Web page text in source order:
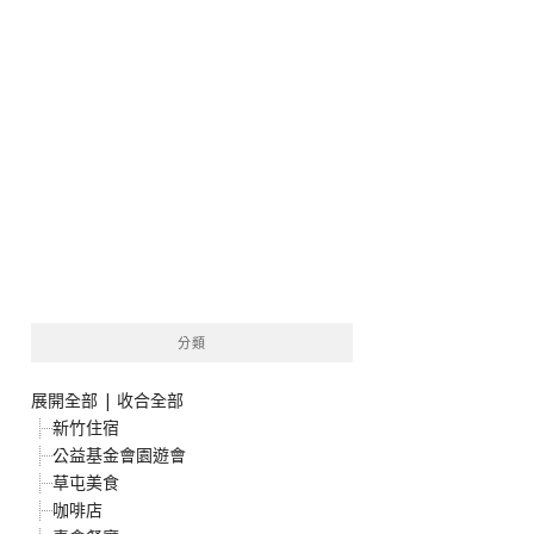
分類
展開全部 | 收合全部
新竹住宿
公益基金會園遊會
草屯美食
咖啡店